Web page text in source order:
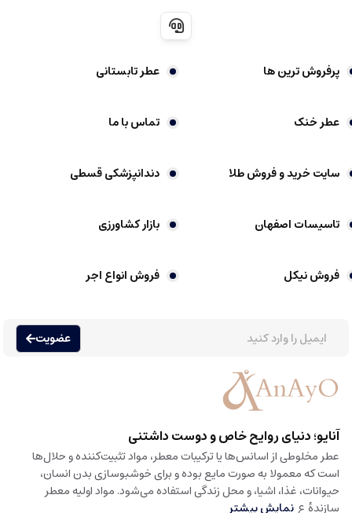
پرفروش ترین ها عطر تابستانی
عطر خنک تماس با ما
سایت خرید و فروش طلا دندانپزشکی قسطی
تاسیسات اصفهان بازار کشاورزی
فروش نیکل فروش انواع اجر
عضویت
آنایو؛ دنیای روایح خاص و دوست داشتنی
عطر مخلوطی از اسانس‌ها یا ترکیبات معطر، مواد تثبیت‌کننده و حلال‌ها
است که معمولا به صورت مایع بوده و برای خوشبوسازی بدن انسان،
حیوانات، غذا، اشیا، و محل زندگی استفاده می‌شود. مواد اولیه معطر
سازندهٔ ع نمایش بیشتر